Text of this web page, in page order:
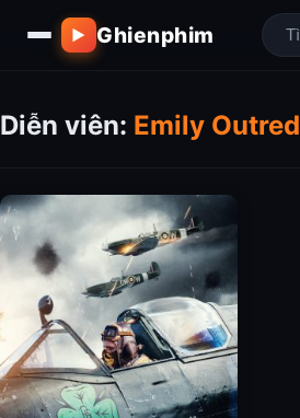
▶ Ghienphim
Diễn viên: Emily Outred